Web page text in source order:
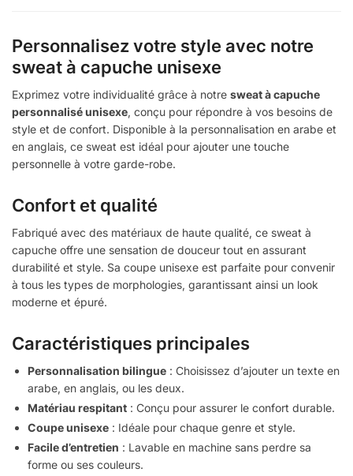
Personnalisez votre style avec notre
sweat à capuche unisexe
Exprimez votre individualité grâce à notre sweat à capuche
personnalisé unisexe, conçu pour répondre à vos besoins de
style et de confort. Disponible à la personnalisation en arabe et
en anglais, ce sweat est idéal pour ajouter une touche
personnelle à votre garde-robe.
Confort et qualité
Fabriqué avec des matériaux de haute qualité, ce sweat à
capuche offre une sensation de douceur tout en assurant
durabilité et style. Sa coupe unisexe est parfaite pour convenir
à tous les types de morphologies, garantissant ainsi un look
moderne et épuré.
Caractéristiques principales
Personnalisation bilingue : Choisissez d’ajouter un texte en
arabe, en anglais, ou les deux.
Matériau respitant : Conçu pour assurer le confort durable.
Coupe unisexe : Idéale pour chaque genre et style.
Facile d’entretien : Lavable en machine sans perdre sa
forme ou ses couleurs.